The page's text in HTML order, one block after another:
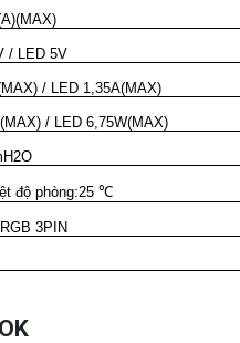
/ LED 5V
/ LED 1,35A(MAX)
/ LED 6,75W(MAX)
độ phòng:25 ℃
3PIN